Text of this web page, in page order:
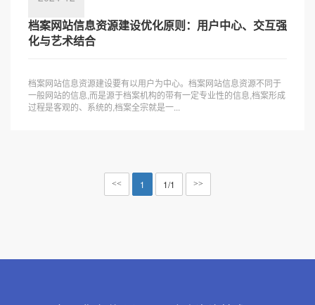
档案网站信息资源建设优化原则：用户中心、交互强
化与艺术结合
档案网站信息资源建设要有以用户为中心。档案网站信息资源不同于
一般网站的信息,而是源于档案机构的带有一定专业性的信息,档案形成
过程是客观的、系统的,档案全宗就是一...
<< 1 1/1 >>